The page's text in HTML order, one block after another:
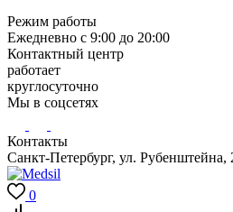
Режим работы
Ежедневно с 9:00 до 20:00
Контактный центр
работает
круглосуточно
Мы в соцсетях
Контакты
Санкт-Петербург, ул. Рубенштейна,
0